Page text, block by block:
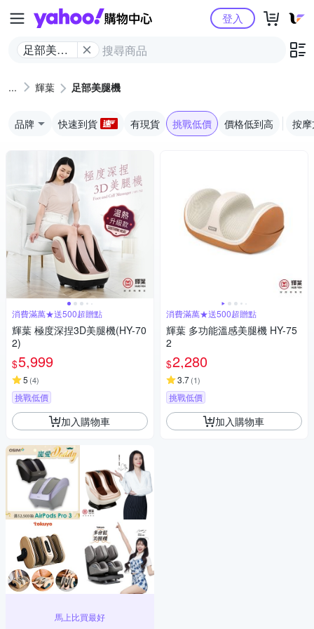
Yahoo購物中心
足部美腿
登入
輝葉 足部美腿機
品牌 快速到貨 有現貨 挑戰低價 價格低到高 按
消費滿萬★送500超贈點
輝葉 極度深捏3D美腿機(HY-70
2)
$5,999
5 (4)
挑戰低價
加入購物車
馬上比買最好
消費滿萬★送500超贈點
輝葉 多功能溫感美腿機 HY-75
2
$2,280
3.7(1)
挑戰低價
加入購物車